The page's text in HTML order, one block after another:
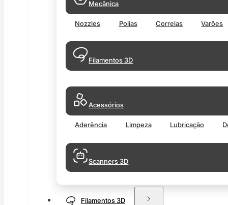
Mecânica
Nozzles Polias Correias Varões
Filamentos 3D
Acessórios
Aderência Limpeza Lubricação
Scanners 3D
Filamentos 3D